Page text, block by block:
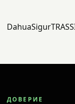
DahuaSigur
ДОВЕРИЕ